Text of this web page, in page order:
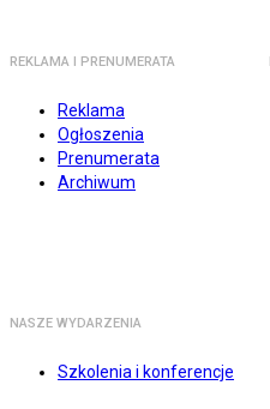
REKLAMA I PRENUMERATA
Reklama
Ogłoszenia
Prenumerata
Archiwum
NASZE WYDARZENIA
Szkolenia i konferencje